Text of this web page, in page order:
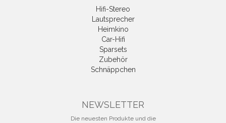
Hifi-Stereo
Lautsprecher
Heimkino
Car-Hifi
Sparsets
Zubehör
Schnäppchen
NEWSLETTER
Die neuesten Produkte und die